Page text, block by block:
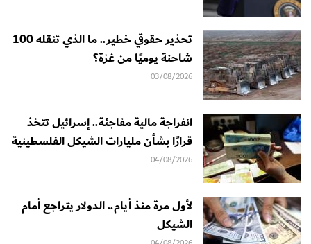
تحذير حقوقي خطير.. ما الذي تنقله 100
شاحنة يوميًا من غزة؟
03/08/2026
انفراجة مالية مفاجئة.. إسرائيل تتخذ
قرارًا بشأن مليارات الشيكل الفلسطينية
04/08/2026
لأول مرة منذ أيام.. الدولار يتراجع أمام
الشيكل